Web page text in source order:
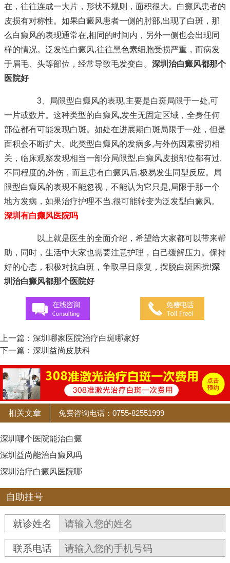
在，往往连成一大片，形状不规则，面积很大。白癜风患者的
皮损有对称性。如果白癜风患者一侧的肘部,出现了白斑，那
么白癜风的表现通常在,相同的时间内，另外一侧也会出现同
样的情况。泛发性白癜风,往往黑色素细胞受损严重，而病发
于眉毛、头等部位，经常导致毛发变白。 深圳治白癜风都那个
医院好
3、局限型白癜风的表现,主要是白斑局限于一处,可
一片或数片。这种类型的白癜风,发生无固定区域，全身任何
部位都有可能发现白斑。如处在进展期白斑局限于一处，但是
面积会不断扩大。此类型白癜风的发病多,与外伤因素密切相
关，临床观察发现相当一部分局限型,白癜风皮损部位都有过,
不同程度的,外伤，而且患有白癜风后,极易发生同型反应。局
限型白癜风的表现不能忽视，不能认为它只是,局限于那一个
地方发病，如果治疗护理不当,很可能转变为泛发型白癜风。
深圳有白癫风医院吗
以上就是医生的全面介绍，希望给大家都可以带来帮
助，同时，生活中大家也需要注意护理，自己缓解压力。保持
好的心态，积极对抗白斑，争取早日康复，摆脱白斑困扰!深
圳治白癜风都那个医院好
上一篇： 深圳哪家医院治疗白斑哪家好
下一篇： 深圳益尚皮肤科
相关文章 免费咨询电话：0755-82551999
深圳哪个医院能治白癜
深圳益尚能治白癜风吗
深圳治疗白癜风医院哪
自助挂号
就诊姓名
联系电话